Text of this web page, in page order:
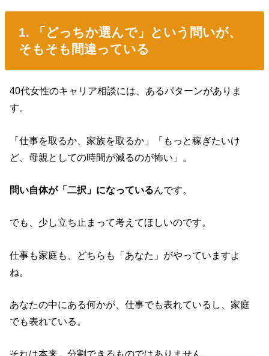
1. 「どっちか選んで」という問いが、
そもそも間違っている
40代女性のキャリア相談には、あるパターンがありま
す。
「仕事を取るか、家族を取るか」「もっと稼ぎたいけ
ど、母親としての時間が減るのが怖い」。
問い自体が「二択」になっているんです。
でも、少し立ち止まって考えてほしいのです。
仕事も家庭も、どちらも「あなた」がやっていますよ
ね。
あなたの中にある何かが、仕事でも表れているし、家庭
でも表れている。
それは本来、分割できるものではありません。